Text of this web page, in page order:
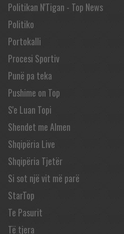
Politikan N'Tigan - Top News
Politiko
Portokalli
Procesi Sportiv
Punë pa teka
Pushime on Top
S'e Luan Topi
Shendet me Almen
Shqipëria Live
Shqipëria Tjetër
Si sot një vit më parë
StarTop
Te Pasurit
Të tjera